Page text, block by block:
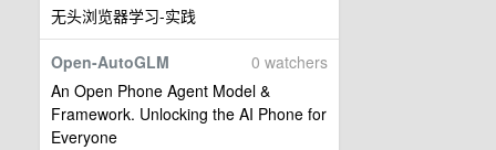
无头浏览器学习-实践
0 watchers
Open-AutoGLM
An Open Phone Agent Model &
Framework. Unlocking the AI Phone for
Everyone